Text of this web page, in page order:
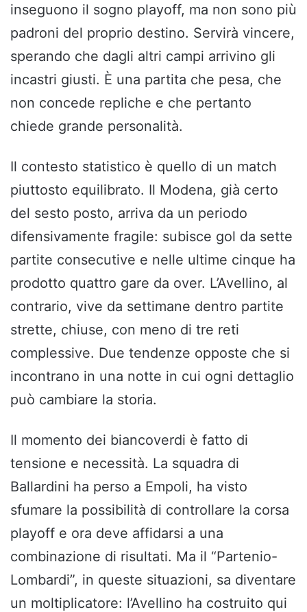
inseguono il sogno playoff, ma non sono più
padroni del proprio destino. Servirà vincere,
sperando che dagli altri campi arrivino gli
incastri giusti. È una partita che pesa, che
non concede repliche e che pertanto
chiede grande personalità.
Il contesto statistico è quello di un match
piuttosto equilibrato. Il Modena, già certo
del sesto posto, arriva da un periodo
difensivamente fragile: subisce gol da sette
partite consecutive e nelle ultime cinque ha
prodotto quattro gare da over. L’Avellino, al
contrario, vive da settimane dentro partite
strette, chiuse, con meno di tre reti
complessive. Due tendenze opposte che si
incontrano in una notte in cui ogni dettaglio
può cambiare la storia.
Il momento dei biancoverdi è fatto di
tensione e necessità. La squadra di
Ballardini ha perso a Empoli, ha visto
sfumare la possibilità di controllare la corsa
playoff e ora deve affidarsi a una
combinazione di risultati. Ma il “Partenio-
Lombardi”, in queste situazioni, sa diventare
un moltiplicatore: l’Avellino ha costruito qui